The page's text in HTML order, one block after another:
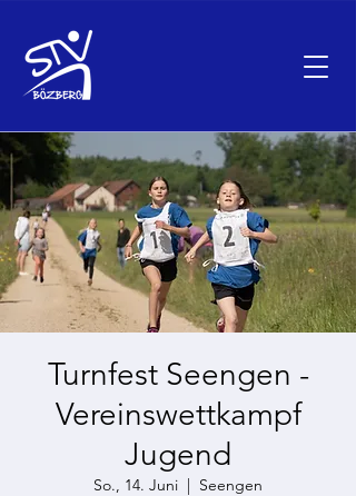
Turnfest Seengen -
Vereinswettkampf
Jugend
So., 14. Juni
  |
Seengen